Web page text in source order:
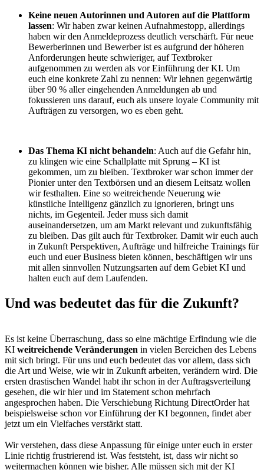
Keine neuen Autorinnen und Autoren auf die Plattform
lassen: Wir haben zwar keinen Aufnahmestopp, allerdings
haben wir den Anmeldeprozess deutlich verschärft. Für neue
Bewerberinnen und Bewerber ist es aufgrund der höheren
Anforderungen heute schwieriger, auf Textbroker
aufgenommen zu werden als vor Einführung der KI. Um
euch eine konkrete Zahl zu nennen: Wir lehnen gegenwärtig
über 90 % aller eingehenden Anmeldungen ab und
fokussieren uns darauf, euch als unsere loyale Community mit
Aufträgen zu versorgen, wo es eben geht.
Das Thema KI nicht behandeln: Auch auf die Gefahr hin,
zu klingen wie eine Schallplatte mit Sprung – KI ist
gekommen, um zu bleiben. Textbroker war schon immer der
Pionier unter den Textbörsen und an diesem Leitsatz wollen
wir festhalten. Eine so weitreichende Neuerung wie
künstliche Intelligenz gänzlich zu ignorieren, bringt uns
nichts, im Gegenteil. Jeder muss sich damit
auseinandersetzen, um am Markt relevant und zukunftsfähig
zu bleiben. Das gilt auch für Textbroker. Damit wir euch auch
in Zukunft Perspektiven, Aufträge und hilfreiche Trainings für
euch und euer Business bieten können, beschäftigen wir uns
mit allen sinnvollen Nutzungsarten auf dem Gebiet KI und
halten euch auf dem Laufenden.
Und was bedeutet das für die Zukunft?
Es ist keine Überraschung, dass so eine mächtige Erfindung wie die
KI weitreichende Veränderungen in vielen Bereichen des Lebens
mit sich bringt. Für uns und euch bedeutet das vor allem, dass sich
die Art und Weise, wie wir in Zukunft arbeiten, verändern wird. Die
ersten drastischen Wandel habt ihr schon in der Auftragsverteilung
gesehen, die wir hier und im Statement schon mehrfach
angesprochen haben. Die Verschiebung Richtung DirectOrder hat
beispielsweise schon vor Einführung der KI begonnen, findet aber
jetzt um ein Vielfaches verstärkt statt.
Wir verstehen, dass diese Anpassung für einige unter euch in erster
Linie richtig frustrierend ist. Was feststeht, ist, dass wir nicht so
weitermachen können wie bisher. Alle müssen sich mit der KI